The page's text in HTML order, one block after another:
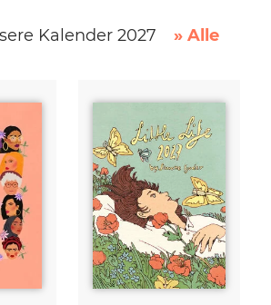
Kalender 2027
» Alle